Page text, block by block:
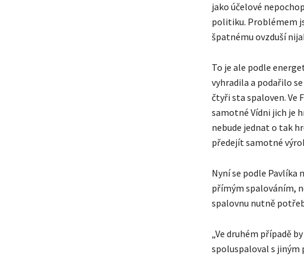
jako účelové
politiku. Problémem
špatnému ovzduší
To je ale podle
vyhradila a podařilo
čtyři sta spaloven. Ve
samotné Vídni jich je
nebude jednat o tak
předejít samotné
Nyní se podle Pavlíka
přímým spalováním,
spalovnu nutně
„Ve druhém případě
spoluspaloval s jiným